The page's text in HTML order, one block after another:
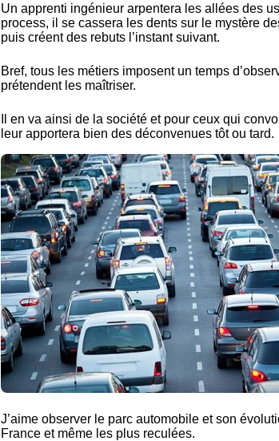
Un apprenti ingénieur arpentera les allées des
process, il se cassera les dents sur le mystère
puis créent des rebuts l’instant suivant.
Bref, tous les métiers imposent un temps
prétendent les maîtriser.
Il en va ainsi de la société et pour ceux qui
leur apportera bien des déconvenues tôt ou tard.
J’aime observer le parc automobile et son
France et même les plus reculées.